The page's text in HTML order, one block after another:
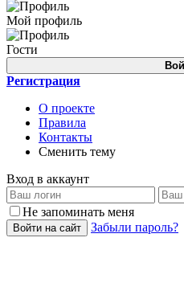
Мой профиль
Гости
Регистрация
О проекте
Правила
Контакты
Сменить тему
Вход в аккаунт
Не запоминать меня
Войти на сайт Забыли пароль?